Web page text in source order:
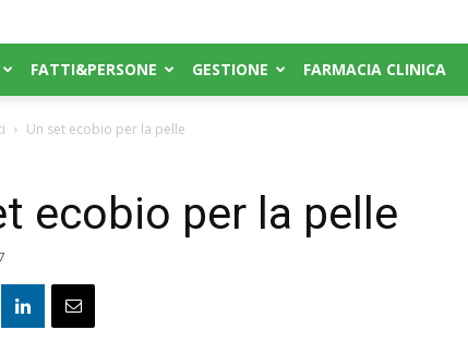
FATTI&PERSONE GESTIONE FARMACIA CLINICA
Un set ecobio per la pelle
ecobio per la pelle